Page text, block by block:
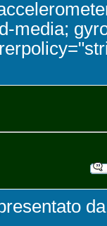
media;